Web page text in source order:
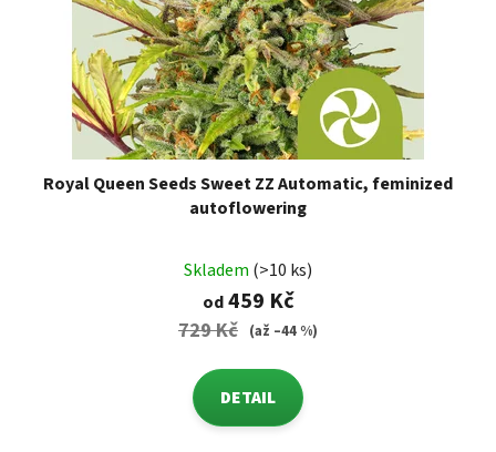
Royal Queen Seeds Sweet ZZ Automatic, feminized
autoflowering
Skladem (>10 ks)
od459 Kč
729 Kč (až –44 %)
DETAIL